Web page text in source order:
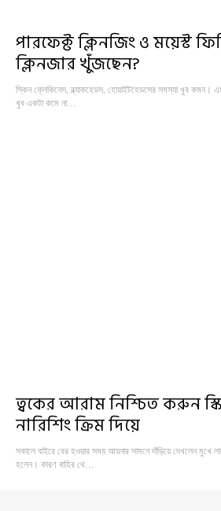
পারফেক্ট ক্লিনজিং ও ময়েস্ট
ক্লিনজার খুঁজছেন?
স্কিন ফ্লেকিনেস, ব্ল্যাকহেডস, হোয়াইটহেডসের সমস্যা খুব কমন।
খুব একটা কমে না…
ত্বকের আরাম নিশ্চিত করুন
নারিশিং ক্রিম দিয়ে
সকালে বাইরে বের হওয়ার সময় আয়নার সামনে দাঁড়িয়ে দেখলেন
হলেন। কারণ বাহির থে…